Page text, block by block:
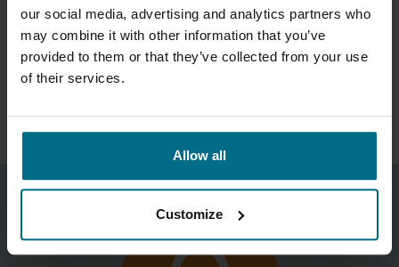
our social media, advertising and analytics partners who
may combine it with other information that you’ve
provided to them or that they’ve collected from your use
of their services.
Allow all
Customize
Integrēts bezvadu un temperatūras sensors, kas
vienlaikus saņem ātruma, paātrinājuma, pārvietojuma
un temperatūras signālus. Vibrācijas signālu
programmatūrā var attēlot kā spektru vai signāla